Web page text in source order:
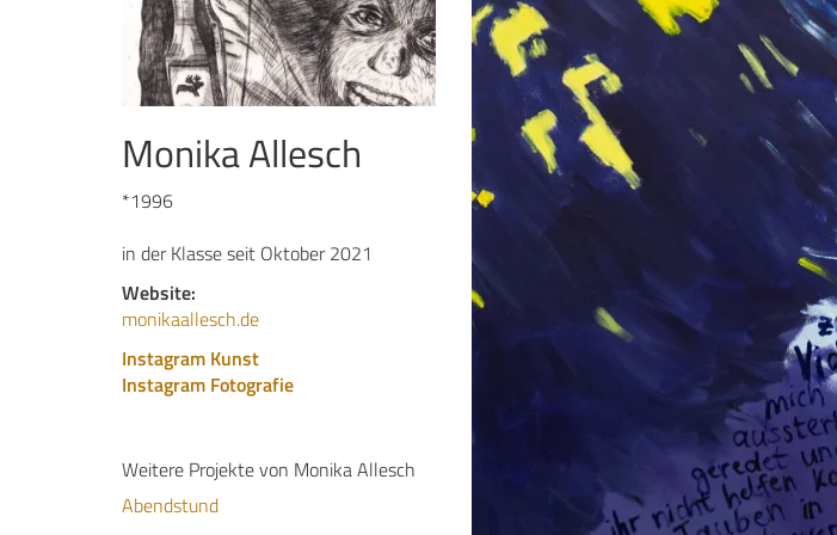
Monika Allesch
*1996
in der Klasse seit Oktober 2021
Website:
monikaallesch.de
Instagram Kunst
Instagram Fotografie
Weitere Projekte von Monika Allesch
Abendstund